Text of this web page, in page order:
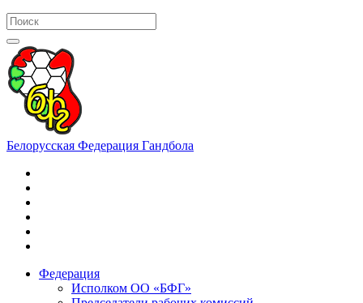
Белорусская Федерация Гандбола
Федерация
Исполком ОО «БФГ»